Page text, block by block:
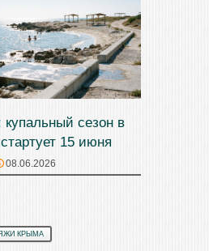
сезон в
15 июня
08.06.2026
КРЫМА